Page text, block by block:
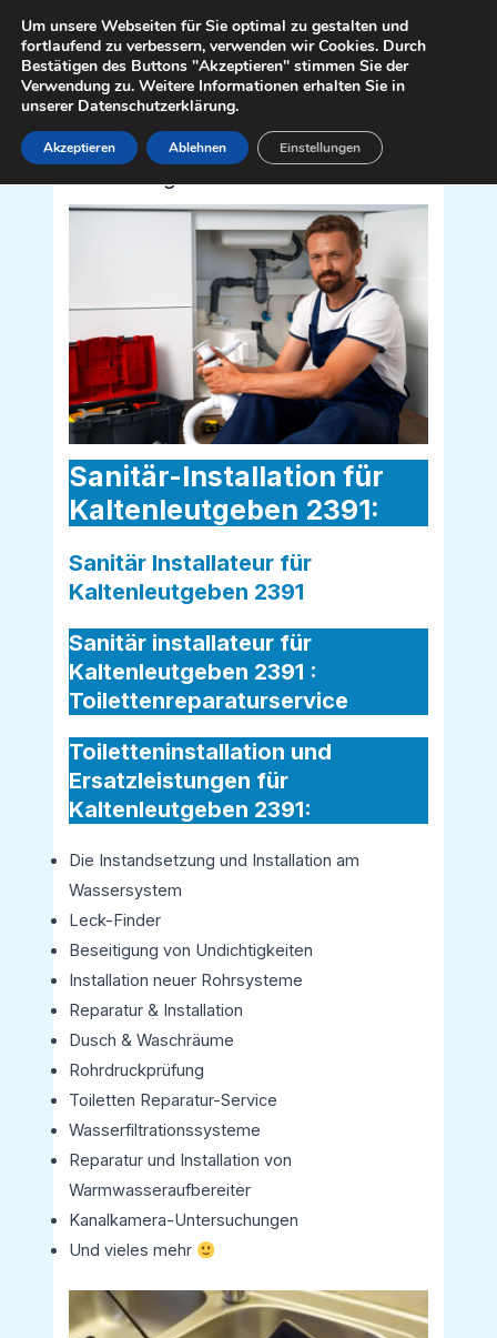
Inhalt
springen
Sanitär Installateur für
Sanitär-Installation für
Kaltenleutgeben 2391:
Sanitär Installateur für
Kaltenleutgeben 2391
Sanitär installateur für
Kaltenleutgeben 2391 :
Toilettenreparaturservice
Toiletteninstallation und
Ersatzleistungen für
Kaltenleutgeben 2391:
Die Instandsetzung und Installation am
Wassersystem
Leck-Finder
Beseitigung von Undichtigkeiten
Installation neuer Rohrsysteme
Reparatur & Installation
Dusch & Waschräume
Rohrdruckprüfung
Toiletten Reparatur-Service
Wasserfiltrationssysteme
Reparatur und Installation von
Warmwasseraufbereiter
Kanalkamera-Untersuchungen
Und vieles mehr
Um unsere Webseiten für Sie optimal zu gestalten und
fortlaufend zu verbessern, verwenden wir Cookies. Durch
Bestätigen des Buttons "Akzeptieren" stimmen Sie der
Verwendung zu. Weitere Informationen erhalten Sie in
unserer Datenschutzerklärung.
Akzeptieren Ablehnen Einstellungen